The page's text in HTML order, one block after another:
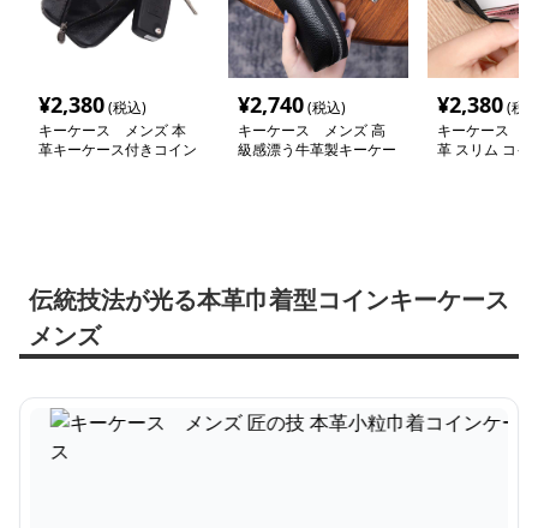
¥2,380(税込)
キーケース メンズ 本
革キーケース付きコイン
¥2,740(税込)
キーケース メンズ 高
級感漂う牛革製キーケー
¥2,380(税
キーケース
革 スリム コイ
伝統技法が光る本革巾着型コインキーケース
メンズ